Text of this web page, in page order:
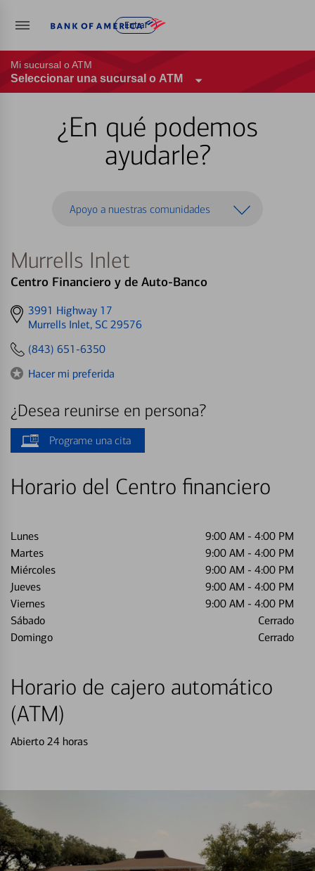
Entrar
Mi sucursal o ATM
Seleccionar una sucursal o ATM
¿En qué podemos
ayudarle?
Apoyo a nuestras comunidades
Murrells Inlet
Centro Financiero y de Auto-Banco
Get
directions
3991 Highway 17
Murrells Inlet, SC 29576
(843) 651-6350
Hacer mi preferida
¿Desea reunirse en persona?
Programe una cita
Horario del Centro financiero
Lunes 9:00 AM - 4:00 PM
Martes
9:00 AM - 4:00 PM
Miércoles
9:00 AM - 4:00 PM
Jueves
9:00 AM - 4:00 PM
Viernes
9:00 AM - 4:00 PM
Sábado
Cerrado
Domingo
Cerrado
Horario de cajero automático
(ATM)
Abierto 24 horas